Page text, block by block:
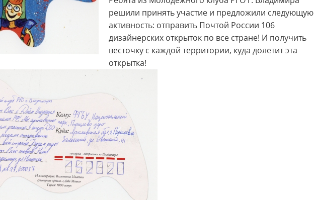
решили принять участие и предложили следующую
активность: отправить Почтой России 106
дизайнерских открыток по все стране! И получить
весточку с каждой территории, куда долетит эта
открытка!